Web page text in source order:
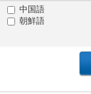
中国語
朝鮮語